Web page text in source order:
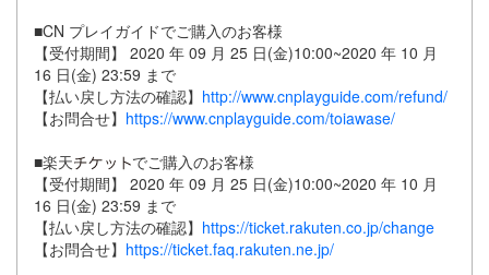
■CN プレイガイドでご購入のお客様
【受付期間】 2020 年 09 月 25 日(金)10:00~2020 年 10 月
16 日(金) 23:59 まで
【払い戻し方法の確認】 http://www.cnplayguide.com/refund/
【お問合せ】 https://www.cnplayguide.com/toiawase/
■楽天
でご購入のお客様
【受付期間】 2020 年 09 月 25 日(金)10:00~2020 年 10 月
16 日(金) 23:59 まで
【払い戻し方法の確認】 https://ticket.rakuten.co.jp/change
【お問合せ】 https://ticket.faq.rakuten.ne.jp/